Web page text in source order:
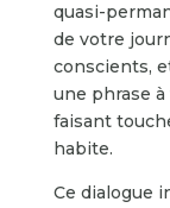
quasi-
de votre
conscients,
une phrase
faisant
habite.
Ce dialogue